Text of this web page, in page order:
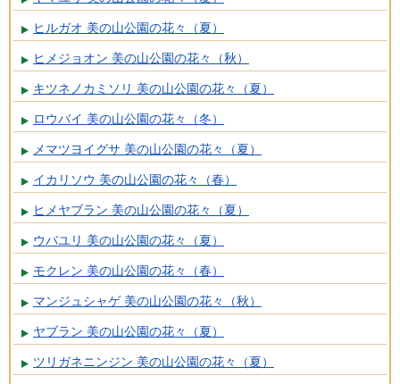
ヒルガオ 美の山公園の花々（夏）
ヒメジョオン 美の山公園の花々（秋）
キツネノカミソリ 美の山公園の花々（夏）
ロウバイ 美の山公園の花々（冬）
メマツヨイグサ 美の山公園の花々（夏）
イカリソウ 美の山公園の花々（春）
ヒメヤブラン 美の山公園の花々（夏）
ウバユリ 美の山公園の花々（夏）
モクレン 美の山公園の花々（春）
マンジュシャゲ 美の山公園の花々（秋）
ヤブラン 美の山公園の花々（夏）
ツリガネニンジン 美の山公園の花々（夏）